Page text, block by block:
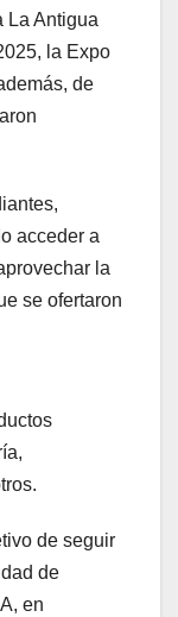
La Antigua
la Expo
de
acceder a
la
se ofertaron
de seguir
de
en